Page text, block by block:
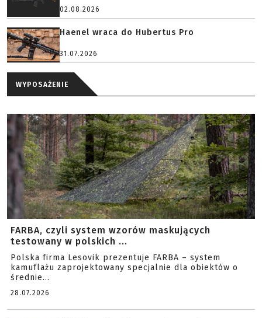
02.08.2026
Haenel wraca do Hubertus Pro
31.07.2026
WYPOSAŻENIE
FARBA, czyli system wzorów maskujących
testowany w polskich ...
Polska firma Lesovik prezentuje FARBA – system
kamuflażu zaprojektowany specjalnie dla obiektów o
średnie...
28.07.2026